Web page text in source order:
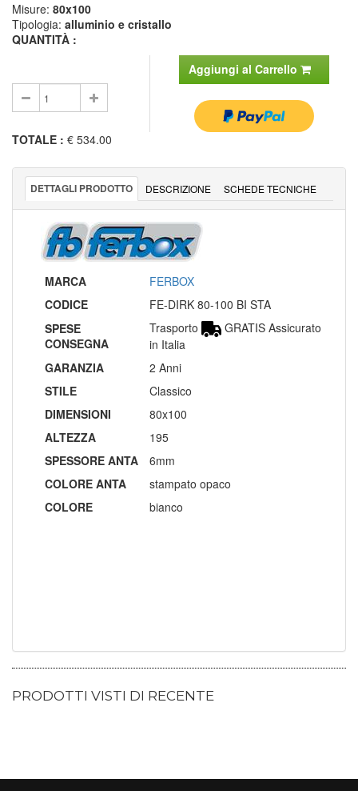
Misure: 80x100
Tipologia: alluminio e cristallo
QUANTITÀ :
Aggiungi al Carrello
TOTALE : € 534.00
DETTAGLI PRODOTTO DESCRIZIONE SCHEDE TECNICHE
MARCA
FERBOX
CODICE
FE-DIRK 80-100 BI STA
SPESE
CONSEGNA
Trasporto
GRATIS Assicurato
in Italia
GARANZIA
2 Anni
STILE
Classico
DIMENSIONI
80x100
ALTEZZA
195
SPESSORE ANTA
6mm
COLORE ANTA
stampato opaco
COLORE
bianco
PRODOTTI VISTI DI RECENTE